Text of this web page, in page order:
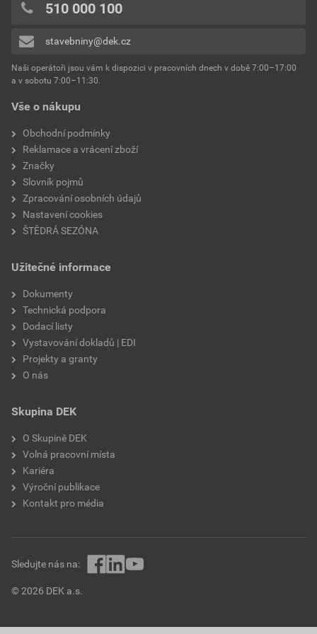
Prohlášení o shodě / vlastnostech
ECOPHON OPTA A (POS)
Stáhnout
PDF
Velikost
Technické listy výrobků
ECOPHON OPTA A
Velikost
barva
absorpce hluku 0,95
balení
výrobce
plošná hmotnost
značka
Přidávat hodnocení může pouze přihlášený uživatel.
Vše o nákupu
Obchodní podmínky
Reklamace a vrácení zboží
Značky
Slovník pojmů
Zpracování osobních údajů
Nastavení cookies
ŠTĚDRÁ SEZÓNA
Užitečné informace
Dokumenty
Technická podpora
Dodací listy
Vystavování dokladů | EDI
Projekty a granty
O nás
Skupina DEK
O Skupině DEK
Volná pracovní místa
Kariéra
Výroční publikace
Kontakt pro média
510 000 100
stavebniny@dek.cz
Naši operátoři jsou vám k dispozici v pracovních dnech v době 7:00–17:00
a v sobotu 7:00–11:30.
© 2026 DEK a.s.
Sledujte nás na: